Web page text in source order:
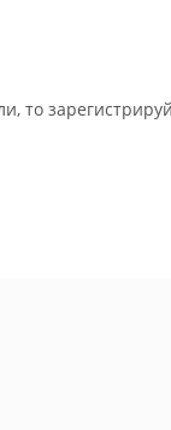
то